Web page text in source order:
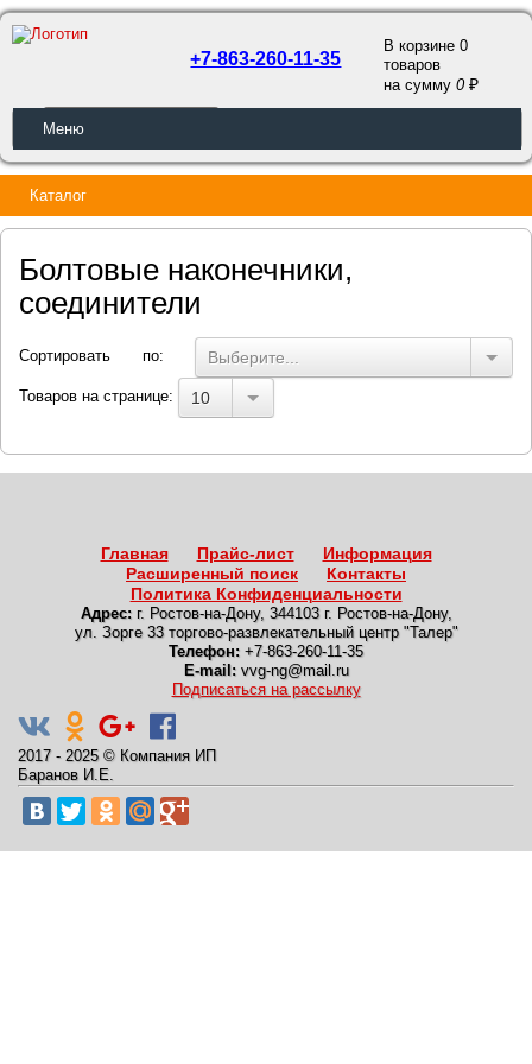
ОБРАТНЫЙ ЗВОНОК
+7-863-260-11-35
В корзине 0
товаров
на сумму0
Меню
Каталог
Болтовые наконечники,
соединители
Сортировать по: Выберите...
Товаров на странице: 10
Главная Прайс-лист
Информация
Расширенный поиск
Контакты
Политика Конфиденциальности
Адрес: г. Ростов-на-Дону, 344103 г. Ростов-на-Дону,
ул. Зорге 33 торгово-развлекательный центр "Талер"
Телефон: +7-863-260-11-35
E-mail: vvg-ng@mail.ru
Подписаться на рассылку
2017 - 2025 © Компания ИП
Баранов И.Е.